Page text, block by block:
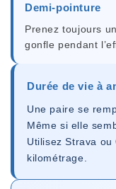
Demi-pointure
Prenez toujours
gonfle pendant
Durée de vie à
Une paire se
Même si elle
Utilisez Strava
kilométrage.